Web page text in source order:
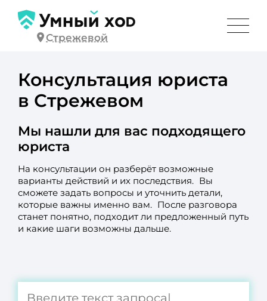
Стрежевой
Консультация юриста
в Стрежевом
Мы нашли для вас подходящего
юриста
На консультации он разберёт возможные
варианты действий и их последствия. Вы
сможете задать вопросы и уточнить детали,
которые важны именно вам. После разговора
станет понятно, подходит ли предложенный путь
и какие шаги возможны дальше.